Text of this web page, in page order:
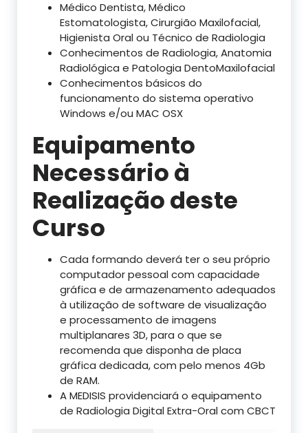
Médico Dentista, Médico
Estomatologista, Cirurgião Maxilofacial,
Higienista Oral ou Técnico de Radiologia
Conhecimentos de Radiologia, Anatomia
Radiológica e Patologia DentoMaxilofacial
Conhecimentos básicos do
funcionamento do sistema operativo
Windows e/ou MAC OSX
Equipamento
Necessário à
Realização deste
Curso
Cada formando deverá ter o seu próprio
computador pessoal com capacidade
gráfica e de armazenamento adequados
à utilização de software de visualização
e processamento de imagens
multiplanares 3D, para o que se
recomenda que disponha de placa
gráfica dedicada, com pelo menos 4Gb
de RAM.
A MEDISIS providenciará o equipamento
de Radiologia Digital Extra-Oral com CBCT